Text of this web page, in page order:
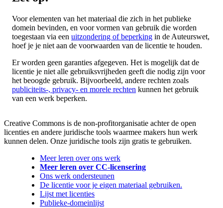
Voor elementen van het materiaal die zich in het publieke
domein bevinden, en voor vormen van gebruik die worden
toegestaan via een uitzondering of beperking in de Auteurswet,
hoef je je niet aan de voorwaarden van de licentie te houden.
Er worden geen garanties afgegeven. Het is mogelijk dat de
licentie je niet alle gebruiksvrijheden geeft die nodig zijn voor
het beoogde gebruik. Bijvoorbeeld, andere rechten zoals
publiciteits-, privacy- en morele rechten kunnen het gebruik
van een werk beperken.
Creative Commons is de non-profitorganisatie achter de open
licenties en andere juridische tools waarmee makers hun werk
kunnen delen. Onze juridische tools zijn gratis te gebruiken.
Meer leren over ons werk
Meer leren over CC-licensering
Ons werk ondersteunen
De licentie voor je eigen materiaal gebruiken.
Lijst met licenties
Publieke-domeinlijst